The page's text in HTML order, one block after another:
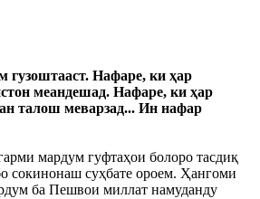
гузоштааст. Нафаре, ки ҳар
меандешад. Нафаре, ки ҳар
талош меварзад... Ин нафар
мардум гуфтаҳои болоро тасдиқ
сокинонаш суҳбате ороем. Ҳангоми
ба Пешвои миллат намуданду